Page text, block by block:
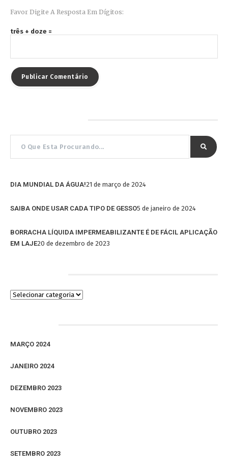
Favor Digite A Resposta Em Dígitos:
três + doze =
DIA MUNDIAL DA ÁGUA!21 de março de 2024
SAIBA ONDE USAR CADA TIPO DE GESSO5 de janeiro de 2024
BORRACHA LÍQUIDA IMPERMEABILIZANTE É DE FÁCIL APLICAÇÃO
EM LAJE20 de dezembro de 2023
MARÇO 2024
JANEIRO 2024
DEZEMBRO 2023
NOVEMBRO 2023
OUTUBRO 2023
SETEMBRO 2023